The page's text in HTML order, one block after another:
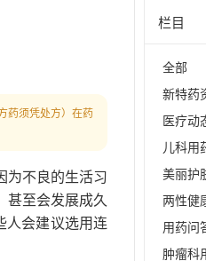
药须凭处方）在药
为不良的生活习
甚至会发展成久
人会建议选用连
栏目
全部
新特药
医疗动
儿科用
美丽护
两性健
用药问
肿瘤科